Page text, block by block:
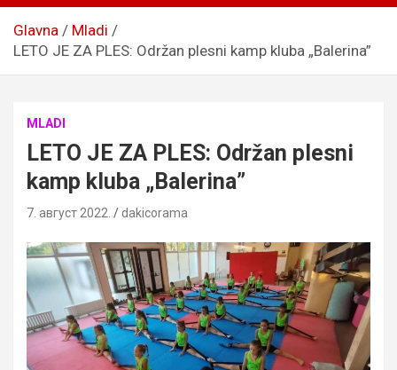
Glavna
Mladi
LETO JE ZA PLES: Održan plesni kamp kluba „Balerina”
MLADI
LETO JE ZA PLES: Održan plesni
kamp kluba „Balerina”
7. август 2022. dakicorama